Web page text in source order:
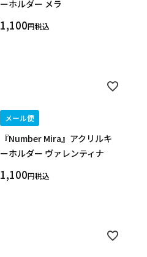
ーホルダー メラ
1,100 税込
メール便
『Number Mira』アクリルキ
ーホルダー ヴァレンティナ
1,100 税込